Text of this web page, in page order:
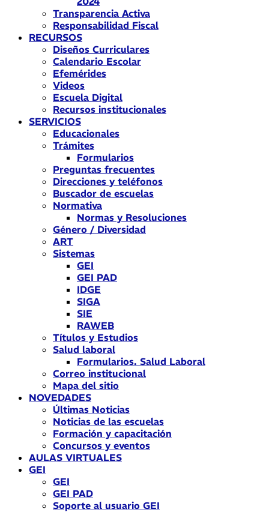
Transparencia Activa
Responsabilidad Fiscal
RECURSOS
Diseños Curriculares
Calendario Escolar
Efemérides
Videos
Escuela Digital
Recursos institucionales
SERVICIOS
Educacionales
Trámites
Formularios
Preguntas frecuentes
Direcciones y teléfonos
Buscador de escuelas
Normativa
Normas y Resoluciones
Género / Diversidad
ART
Sistemas
GEI
GEI PAD
IDGE
SIGA
SIE
RAWEB
Títulos y Estudios
Salud laboral
Formularios. Salud Laboral
Correo institucional
Mapa del sitio
NOVEDADES
Últimas Noticias
Noticias de las escuelas
Formación y capacitación
Concursos y eventos
AULAS VIRTUALES
GEI
GEI
GEI PAD
Soporte al usuario GEI